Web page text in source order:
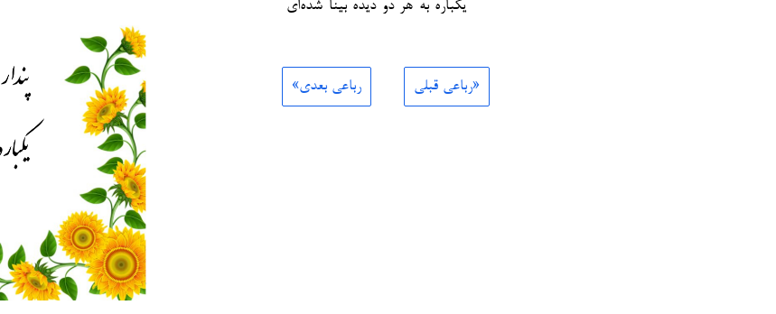
یکباره به هر دو دیده بینا شده‌ای
«رباعی قبلی رباعی بعدی»